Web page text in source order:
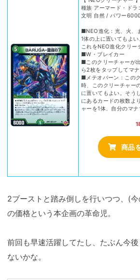
種族 アーマード・ド
文明 自然 / パワー
■NEO進化：光、火、
1体の上に置いてもよ
これをNEO進化クリー
■W・ブレイカー
■このクリーチャーが
ら2枚をタップしてマナ
■メテオバーン：この
時、このクリーチャー
に置いてもよい。そう
にあるカードの枚数よ
ャーを1体、自分のマナ
商品
2ブーストと踏み倒しを行いつつ、(
の価格という本企画の革命児。
前回も早速活躍してたし、たぶん今
ないかな。